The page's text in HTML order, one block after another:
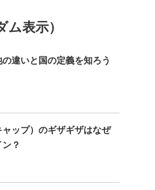
表示）
違いと国の定義を知ろう
ップ）のギザギザはなぜ
？